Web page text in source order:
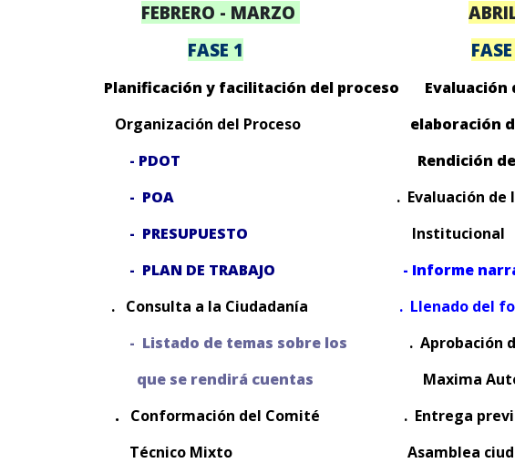
FEBRERO - MARZO
FASE 1
Planificación y facilitación del proceso
Organización del Proceso
elaboración
- PDOT Rendición
- POA . Evaluación de
- PRESUPUESTO
Institucional
- PLAN DE TRABAJO - Informe
. Consulta a la Ciudadanía
. Llenado del
- Listado de temas sobre los
. Aprobación
que se rendirá cuentas
.
Conformación del Comité . Entrega
Técnico Mixto
Asamblea